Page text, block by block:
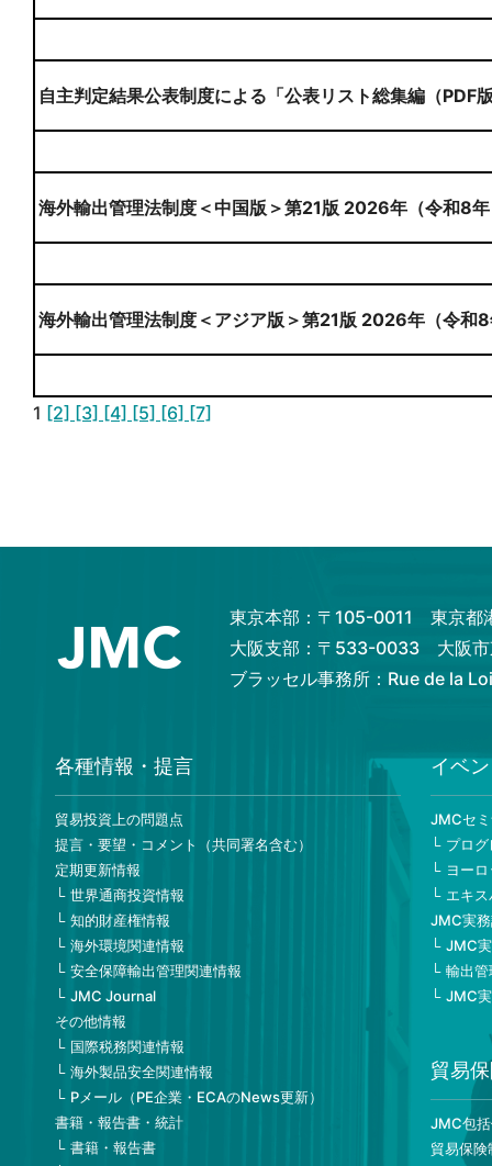
自主判定結果公表制度による「公表リスト総集編（PDF
海外輸出管理法制度＜中国版＞第21版 2026年（令和8
海外輸出管理法制度＜アジア版＞第21版 2026年（令和
1 [2] [3] [4] [5] [6] [7]
東京本部：〒105-0011 東京都
大阪支部：〒533-0033 大阪市
ブラッセル事務所：Rue de la
各種情報・提言
貿易投資上の問題点
提言・要望・コメント（共同署名含む）
定期更新情報
世界通商投資情報
知的財産権情報
海外環境関連情報
安全保障輸出管理関連情報
JMC Journal
その他情報
国際税務関連情報
海外製品安全関連情報
Pメール（PE企業・ECAのNews更新）
書籍・報告書・統計
書籍・報告書
イベ
JMCセ
プロ
ヨー
エキ
JMC実
JMC
輸出
JMC
貿易
JMC包
貿易保険